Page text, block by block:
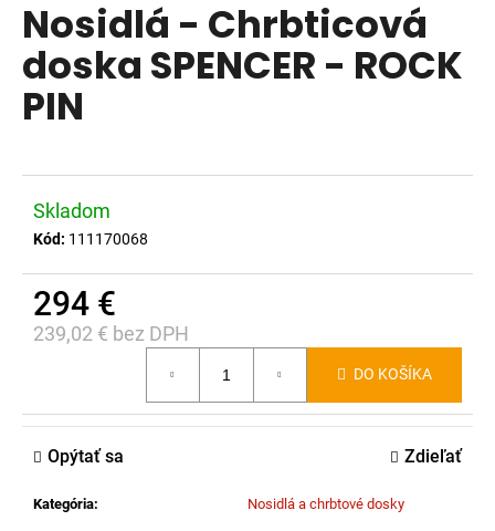
produktu
je
0,0
z
5
Nosidlá - Chrbticová
doska SPENCER - ROCK
PIN
Skladom
Kód: 111170068
294 €
239,02 € bez DPH
DO KOŠÍKA
Kategória: Nosidlá a chrbtové dosky
Opýtať sa Zdieľať
á
j
s
ť
p
o
č